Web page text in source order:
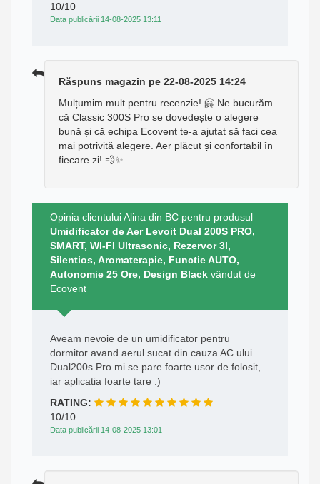
10/10
Data publicării 14-08-2025 13:11
Răspuns magazin pe 22-08-2025 14:24
Mulțumim mult pentru recenzie! 🤗 Ne bucurăm
că Classic 300S Pro se dovedește o alegere
bună și că echipa Ecovent te-a ajutat să faci cea
mai potrivită alegere. Aer plăcut și confortabil în
fiecare zi! 💨✨
Opinia clientului Alina din BC pentru produsul
Umidificator de Aer Levoit Dual 200S PRO,
SMART, WI-FI Ultrasonic, Rezervor 3l,
Silentios, Aromaterapie, Functie AUTO,
Autonomie 25 Ore, Design Black vândut de
Ecovent
Aveam nevoie de un umidificator pentru
dormitor avand aerul sucat din cauza AC.ului.
Dual200s Pro mi se pare foarte usor de folosit,
iar aplicatia foarte tare :)
RATING:
10/10
Data publicării 14-08-2025 13:01